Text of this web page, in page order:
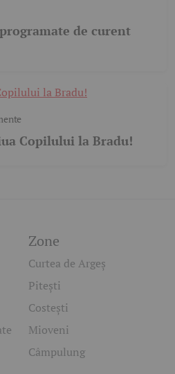
de curent
Copilului la Bradu!
Zone
Curtea de Argeș
Pitești
Costești
Mioveni
Câmpulung